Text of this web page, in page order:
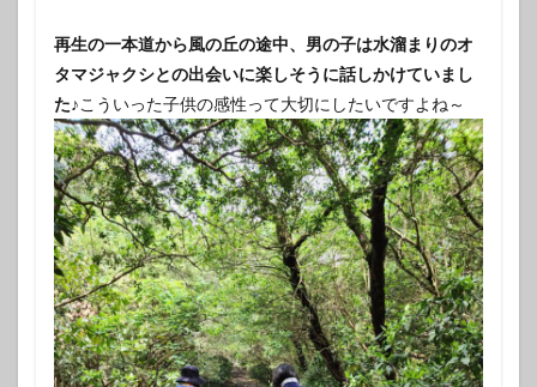
再生の一本道から風の丘の途中、男の子は水溜まりのオ
タマジャクシとの出会いに楽しそうに話しかけていまし
た♪こういった子供の感性って大切にしたいですよね～